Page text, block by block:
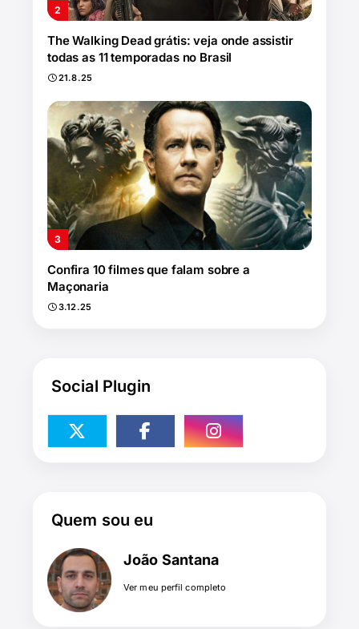
The Walking Dead grátis: veja onde assistir
todas as 11 temporadas no Brasil
21.8.25
Confira 10 filmes que falam sobre a
Maçonaria
3.12.25
Social Plugin
Quem sou eu
João Santana
Ver meu perfil completo